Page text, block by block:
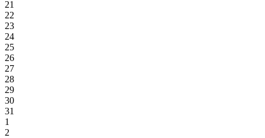
21
22
23
24
25
26
27
28
29
30
31
1
2